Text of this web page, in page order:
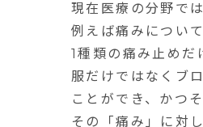
現在医療の分野で
例えば痛みについて
1種類の痛み止めだ
服だけではなくブ
ことができ、かつ
その「痛み」に対